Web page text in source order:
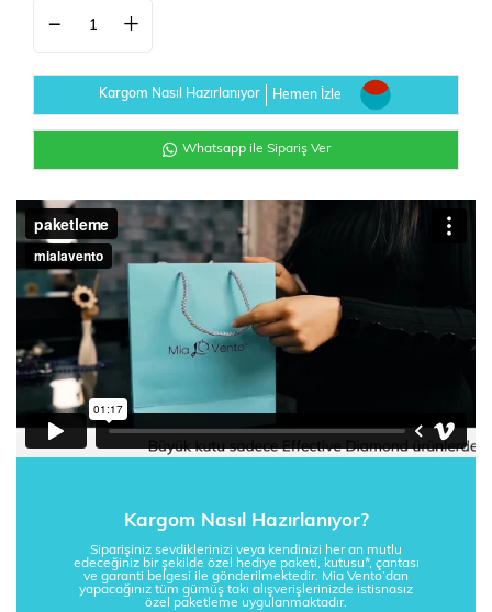
Kargom Nasıl Hazırlanıyor Hemen İzle
Whatsapp ile Sipariş Ver
Kargom Nasıl Hazırlanıyor?
Siparişiniz sevdiklerinizi veya kendinizi her an mutlu
edeceğiniz bir şekilde özel hediye paketi, kutusu*, çantası
ve garanti belgesi ile gönderilmektedir. Mia Vento’dan
yapacağınız tüm gümüş takı alışverişlerinizde istisnasız
özel paketleme uygulanmaktadır.